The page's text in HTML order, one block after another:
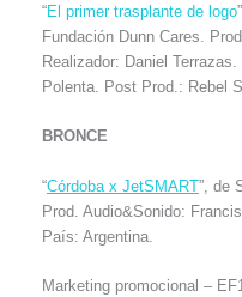
“El primer trasplante de logo
Fundación Dunn Cares.
Realizador: Daniel
Polenta. Post Prod.: Rebel
BRONCE
“Córdoba x JetSMART”, de
Prod. Audio&Sonido:
País: Argentina.
Marketing promocional –